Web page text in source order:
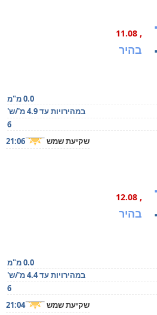
, 11.08
בהיר
0.0 מ"מ
במהירויות עד 4.9 מ'/ש'
6
שקיעת שמש 21:06
, 12.08
בהיר
0.0 מ"מ
במהירויות עד 4.4 מ'/ש'
6
שקיעת שמש 21:04